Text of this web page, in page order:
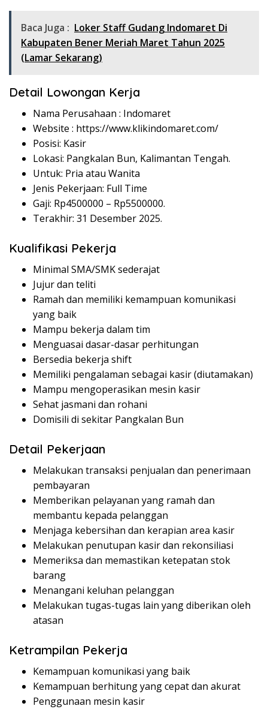
Baca Juga : Loker Staff Gudang Indomaret Di
Kabupaten Bener Meriah Maret Tahun 2025
(Lamar Sekarang)
Detail Lowongan Kerja
Nama Perusahaan : Indomaret
Website : https://www.klikindomaret.com/
Posisi: Kasir
Lokasi: Pangkalan Bun, Kalimantan Tengah.
Untuk: Pria atau Wanita
Jenis Pekerjaan: Full Time
Gaji: Rp4500000 – Rp5500000.
Terakhir: 31 Desember 2025.
Kualifikasi Pekerja
Minimal SMA/SMK sederajat
Jujur dan teliti
Ramah dan memiliki kemampuan komunikasi
yang baik
Mampu bekerja dalam tim
Menguasai dasar-dasar perhitungan
Bersedia bekerja shift
Memiliki pengalaman sebagai kasir (diutamakan)
Mampu mengoperasikan mesin kasir
Sehat jasmani dan rohani
Domisili di sekitar Pangkalan Bun
Detail Pekerjaan
Melakukan transaksi penjualan dan penerimaan
pembayaran
Memberikan pelayanan yang ramah dan
membantu kepada pelanggan
Menjaga kebersihan dan kerapian area kasir
Melakukan penutupan kasir dan rekonsiliasi
Memeriksa dan memastikan ketepatan stok
barang
Menangani keluhan pelanggan
Melakukan tugas-tugas lain yang diberikan oleh
atasan
Ketrampilan Pekerja
Kemampuan komunikasi yang baik
Kemampuan berhitung yang cepat dan akurat
Penggunaan mesin kasir